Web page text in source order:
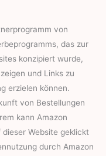
von
das zur
konzipiert wurde,
und Links zu
erzielen können.
von Bestellungen
kann Amazon
Website geklickt
durch Amazon